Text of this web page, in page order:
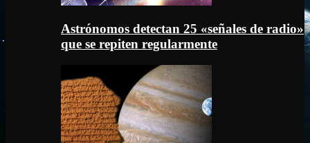
Astrónomos detectan 25 «señales de radio»
que se repiten regularmente